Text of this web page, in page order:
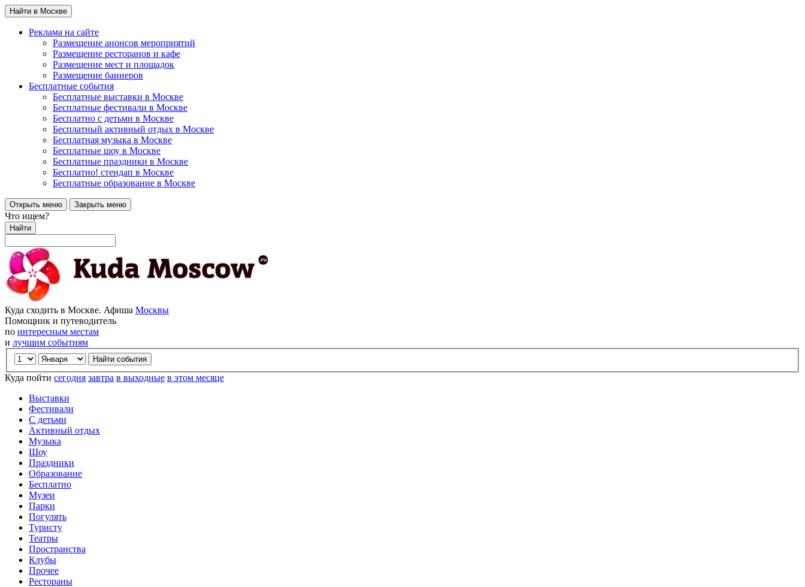
Найти в Москве
Реклама на сайте
Размещение анонсов мероприятий
Размещение ресторанов и кафе
Размещение мест и площадок
Размещение баннеров
Бесплатные события
Бесплатные выставки в Москве
Бесплатные фестивали в Москве
Бесплатно с детьми в Москве
Бесплатный активный отдых в Москве
Бесплатная музыка в Москве
Бесплатные шоу в Москве
Бесплатные праздники в Москве
Бесплатно! стендап в Москве
Бесплатные образование в Москве
Открыть меню Закрыть меню
Что ищем?
Найти
Куда сходить в Москве. Афиша Москвы
Помощник и путеводитель
по интересным местам
и лучшим событиям
Куда пойти сегодня завтра в выходные в этом месяце
Выставки
Фестивали
С детьми
Активный отдых
Музыка
Шоу
Праздники
Образование
Бесплатно
Музеи
Парки
Погулять
Туристу
Театры
Пространства
Клубы
Прочее
Рестораны